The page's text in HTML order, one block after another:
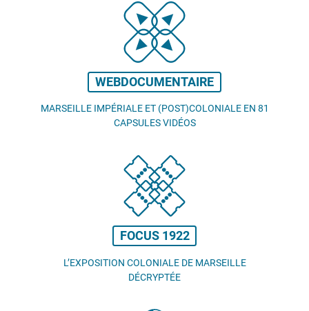
WEBDOCUMENTAIRE
MARSEILLE IMPÉRIALE ET (POST)COLONIALE EN 81
CAPSULES VIDÉOS
FOCUS 1922
L’EXPOSITION COLONIALE DE MARSEILLE
DÉCRYPTÉE